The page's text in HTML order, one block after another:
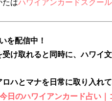
たはハワイアンカードスクール
を配信中！
け取れると同時に、ハワイ
ハとマナを日常に取り入れて
日のハワイアンカード占い｜